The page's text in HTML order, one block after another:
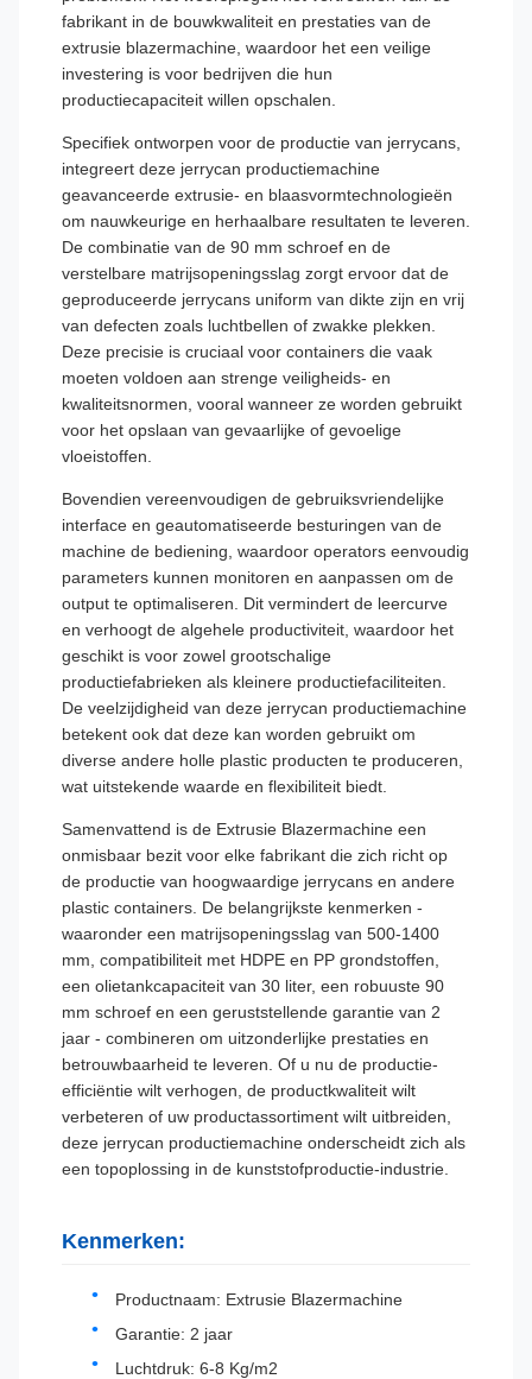
fabrikant in de bouwkwaliteit en prestaties van de
extrusie blazermachine, waardoor het een veilige
investering is voor bedrijven die hun
productiecapaciteit willen opschalen.
Specifiek ontworpen voor de productie van jerrycans,
integreert deze jerrycan productiemachine
geavanceerde extrusie- en blaasvormtechnologieën
om nauwkeurige en herhaalbare resultaten te leveren.
De combinatie van de 90 mm schroef en de
verstelbare matrijsopeningsslag zorgt ervoor dat de
geproduceerde jerrycans uniform van dikte zijn en vrij
van defecten zoals luchtbellen of zwakke plekken.
Deze precisie is cruciaal voor containers die vaak
moeten voldoen aan strenge veiligheids- en
kwaliteitsnormen, vooral wanneer ze worden gebruikt
voor het opslaan van gevaarlijke of gevoelige
vloeistoffen.
Bovendien vereenvoudigen de gebruiksvriendelijke
interface en geautomatiseerde besturingen van de
machine de bediening, waardoor operators eenvoudig
parameters kunnen monitoren en aanpassen om de
output te optimaliseren. Dit vermindert de leercurve
en verhoogt de algehele productiviteit, waardoor het
geschikt is voor zowel grootschalige
productiefabrieken als kleinere productiefaciliteiten.
De veelzijdigheid van deze jerrycan productiemachine
betekent ook dat deze kan worden gebruikt om
diverse andere holle plastic producten te produceren,
wat uitstekende waarde en flexibiliteit biedt.
Samenvattend is de Extrusie Blazermachine een
onmisbaar bezit voor elke fabrikant die zich richt op
de productie van hoogwaardige jerrycans en andere
plastic containers. De belangrijkste kenmerken -
waaronder een matrijsopeningsslag van 500-1400
mm, compatibiliteit met HDPE en PP grondstoffen,
een olietankcapaciteit van 30 liter, een robuuste 90
mm schroef en een geruststellende garantie van 2
jaar - combineren om uitzonderlijke prestaties en
betrouwbaarheid te leveren. Of u nu de productie-
efficiëntie wilt verhogen, de productkwaliteit wilt
verbeteren of uw productassortiment wilt uitbreiden,
deze jerrycan productiemachine onderscheidt zich als
een topoplossing in de kunststofproductie-industrie.
Kenmerken:
Productnaam: Extrusie Blazermachine
Garantie: 2 jaar
Luchtdruk: 6-8 Kg/m2